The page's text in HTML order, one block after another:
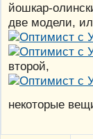
йошкар-
две модели,
второй,
некоторые